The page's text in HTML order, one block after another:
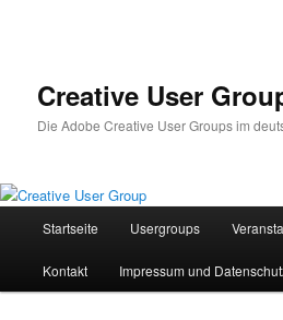
Creative User
Die Adobe Creative User Groups im
Startseite Usergroups
Kontakt Impressum und